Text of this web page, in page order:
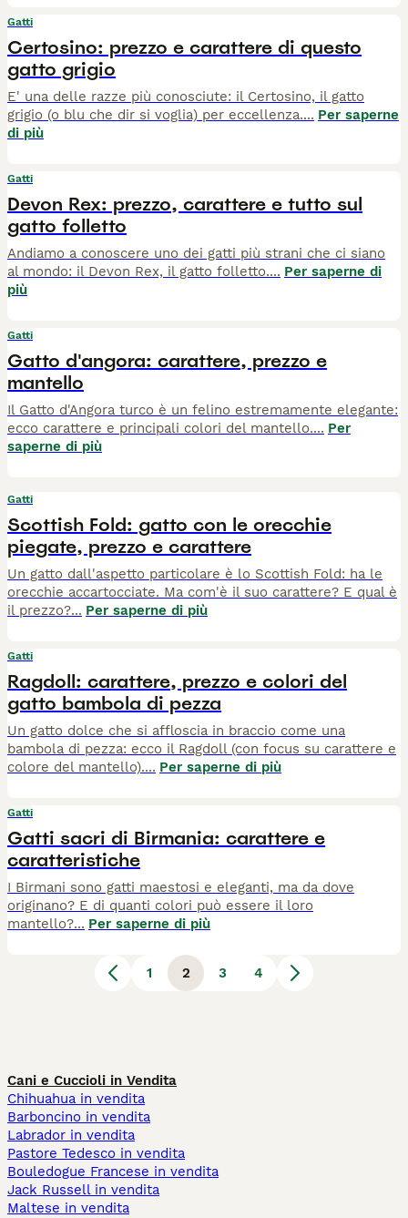
Gatti
Certosino: prezzo e carattere di questo
gatto grigio
E' una delle razze più conosciute: il Certosino, il gatto
grigio (o blu che dir si voglia) per eccellenza.... Per saperne
di più
Gatti
Devon Rex: prezzo, carattere e tutto sul
gatto folletto
Andiamo a conoscere uno dei gatti più strani che ci siano
al mondo: il Devon Rex, il gatto folletto.... Per saperne di
più
Gatti
Gatto d'angora: carattere, prezzo e
mantello
Il Gatto d'Angora turco è un felino estremamente elegante:
ecco carattere e principali colori del mantello.... Per
saperne di più
Gatti
Scottish Fold: gatto con le orecchie
piegate, prezzo e carattere
Un gatto dall'aspetto particolare è lo Scottish Fold: ha le
orecchie accartocciate. Ma com'è il suo carattere? E qual è
il prezzo?... Per saperne di più
Gatti
Ragdoll: carattere, prezzo e colori del
gatto bambola di pezza
Un gatto dolce che si affloscia in braccio come una
bambola di pezza: ecco il Ragdoll (con focus su carattere e
colore del mantello).... Per saperne di più
Gatti
Gatti sacri di Birmania: carattere e
caratteristiche
I Birmani sono gatti maestosi e eleganti, ma da dove
originano? E di quanti colori può essere il loro
mantello?... Per saperne di più
1 2 3 4
Cani e Cuccioli in Vendita
Chihuahua in vendita
Barboncino in vendita
Labrador in vendita
Pastore Tedesco in vendita
Bouledogue Francese in vendita
Jack Russell in vendita
Maltese in vendita